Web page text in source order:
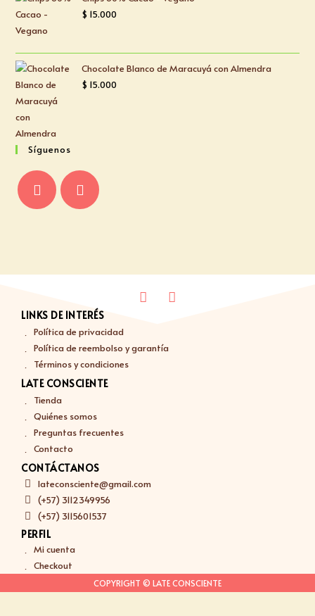
$ 15.000
Chocolate Blanco de Maracuyá con Almendra
$ 15.000
Síguenos
LINKS DE INTERÉS
Política de privacidad
Política de reembolso y garantía
Términos y condiciones
LATE CONSCIENTE
Tienda
Quiénes somos
Preguntas frecuentes
Contacto
CONTÁCTANOS
lateconsciente@gmail.com
(+57) 3112349956
(+57) 3115601537
PERFIL
Mi cuenta
Checkout
COPYRIGHT © LATE CONSCIENTE